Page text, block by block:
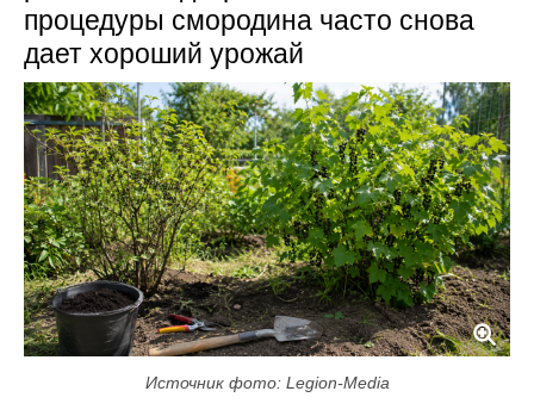
процедуры смородина часто снова
дает хороший урожай
Источник фото: Legion-Media